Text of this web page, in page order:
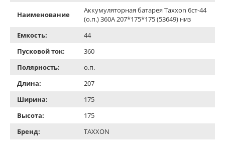
Наименование
Аккумуляторная батарея Taxxon 6ст-44
(о.п.) 360А 207*175*175 (53649) низ
Емкость:
44
Пусковой ток:
360
Полярность:
о.п.
Длина:
207
Ширина:
175
Высота:
175
Бренд:
TAXXON